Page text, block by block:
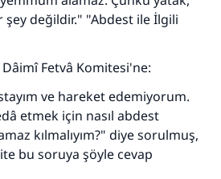
değildir." "Abdest ile İlgili
Fetvâ Komitesi'ne:
ve hareket edemiyorum.
etmek için nasıl abdest
kılmalıyım?" diye sorulmuş,
bu soruya şöyle cevap